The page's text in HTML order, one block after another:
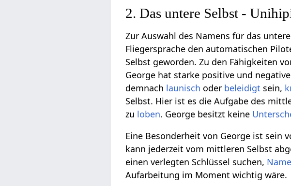
2. Das untere Selbst -
Zur Auswahl des Namens für das
Fliegersprache den automatischen
Selbst geworden. Zu den Fähigkeiten
George hat starke positive und negative
demnach launisch oder beleidigt sein,
Selbst. Hier ist es die Aufgabe des
zu loben. George besitzt keine
Eine Besonderheit von George ist sein
kann jederzeit vom mittleren Selbst
einen verlegten Schlüssel suchen,
Aufarbeitung im Moment wichtig wäre.